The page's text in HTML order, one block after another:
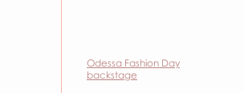
Odessa Fashion Day
backstage